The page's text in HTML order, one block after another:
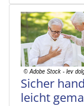
Sicher
leicht